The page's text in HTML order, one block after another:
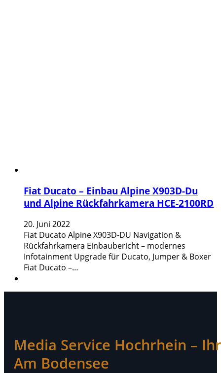
Fiat Ducato – Einbau Alpine X903D-Du
und Alpine Rückfahrkamera HCE-2100RD
20. Juni 2022
Fiat Ducato Alpine X903D-DU Navigation &
Rückfahrkamera Einbaubericht – modernes
Infotainment Upgrade für Ducato, Jumper & Boxer
Fiat Ducato –…
Media Service Hochrhein –
Am Bodensee